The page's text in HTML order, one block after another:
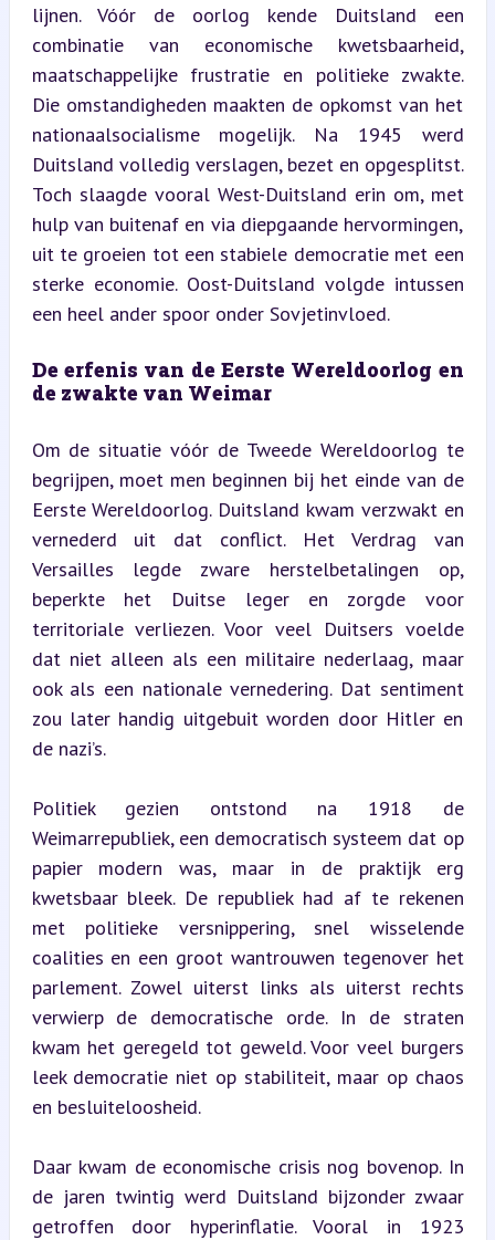
lijnen. Vóór de oorlog kende Duitsland een
combinatie van economische kwetsbaarheid,
maatschappelijke frustratie en politieke zwakte.
Die omstandigheden maakten de opkomst van het
nationaalsocialisme mogelijk. Na 1945 werd
Duitsland volledig verslagen, bezet en opgesplitst.
Toch slaagde vooral West-Duitsland erin om, met
hulp van buitenaf en via diepgaande hervormingen,
uit te groeien tot een stabiele democratie met een
sterke economie. Oost-Duitsland volgde intussen
een heel ander spoor onder Sovjetinvloed.
De erfenis van de Eerste Wereldoorlog en
de zwakte van Weimar
Om de situatie vóór de Tweede Wereldoorlog te
begrijpen, moet men beginnen bij het einde van de
Eerste Wereldoorlog. Duitsland kwam verzwakt en
vernederd uit dat conflict. Het Verdrag van
Versailles legde zware herstelbetalingen op,
beperkte het Duitse leger en zorgde voor
territoriale verliezen. Voor veel Duitsers voelde
dat niet alleen als een militaire nederlaag, maar
ook als een nationale vernedering. Dat sentiment
zou later handig uitgebuit worden door Hitler en
de nazi’s.
Politiek gezien ontstond na 1918 de
Weimarrepubliek, een democratisch systeem dat op
papier modern was, maar in de praktijk erg
kwetsbaar bleek. De republiek had af te rekenen
met politieke versnippering, snel wisselende
coalities en een groot wantrouwen tegenover het
parlement. Zowel uiterst links als uiterst rechts
verwierp de democratische orde. In de straten
kwam het geregeld tot geweld. Voor veel burgers
leek democratie niet op stabiliteit, maar op chaos
en besluiteloosheid.
Daar kwam de economische crisis nog bovenop. In
de jaren twintig werd Duitsland bijzonder zwaar
getroffen door hyperinflatie. Vooral in 1923